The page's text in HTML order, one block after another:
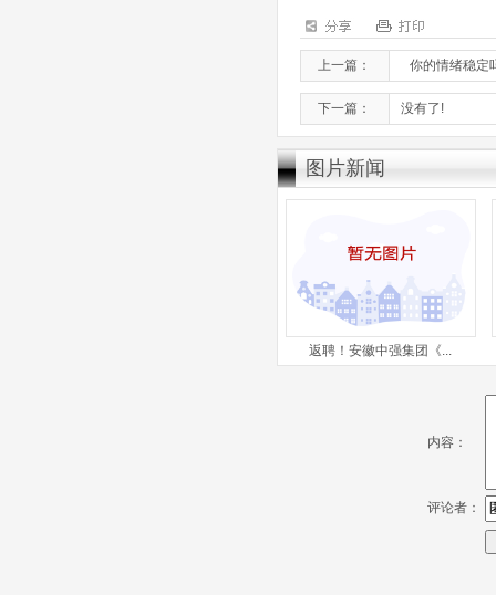
上一篇： 你的情绪稳定
下一篇： 没有了!
图片新闻
返聘！安徽中强集团《...
内容：
评论者：